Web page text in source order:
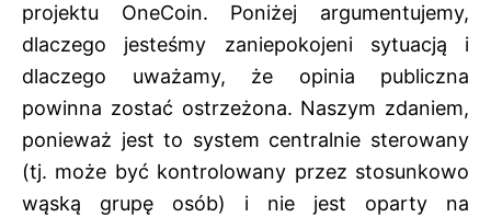
projektu OneCoin. Poniżej argumentujemy,
dlaczego jesteśmy zaniepokojeni sytuacją i
dlaczego uważamy, że opinia publiczna
powinna zostać ostrzeżona. Naszym zdaniem,
ponieważ jest to system centralnie sterowany
(tj. może być kontrolowany przez stosunkowo
wąską grupę osób) i nie jest oparty na